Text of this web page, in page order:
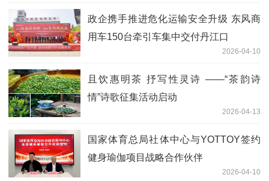
政企携手推进危化运输安全升级 东风商
用车150台牵引车集中交付丹江口
2026-04-10
且饮惠明茶 抒写性灵诗 ——“茶韵诗
情”诗歌征集活动启动
2026-04-13
国家体育总局社体中心与YOTTOY签约
健身瑜伽项目战略合作伙伴
2026-04-10